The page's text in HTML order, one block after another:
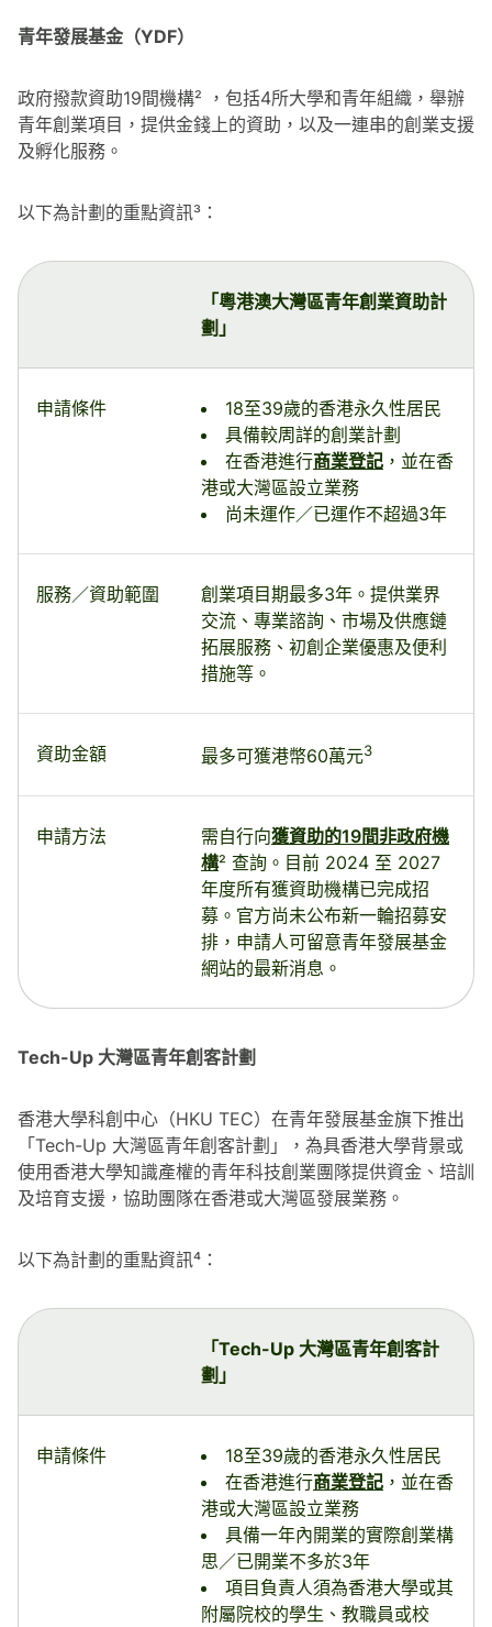
青年發展基金（YDF）
政府撥款資助19間機構² ，包括4所大學和青年組織，舉辦
青年創業項目，提供金錢上的資助，以及一連串的創業支援
及孵化服務。
以下為計劃的重點資訊³：
「粵港澳大灣區青年創業資助計
劃」
申請條件
18至39歲的香港永久性居民
具備較周詳的創業計劃
在香港進行商業登記 ，並在香
港或大灣區設立業務
尚未運作／已運作不超過3年
服務／資助範圍
創業項目期最多3年。提供業界
交流、專業諮詢、市場及供應鏈
拓展服務、初創企業優惠及便利
措施等。
資助金額 最多可獲港幣60萬元3
申請方法 需自行向獲資助的19間非政府機
構² 查詢。目前 2024 至 2027
年度所有獲資助機構已完成招
募。官方尚未公布新一輪招募安
排，申請人可留意青年發展基金
網站的最新消息。
Tech-Up 大灣區青年創客計劃
香港大學科創中心（HKU TEC）在青年發展基金旗下推出
「Tech-Up 大灣區青年創客計劃」，為具香港大學背景或
使用香港大學知識產權的青年科技創業團隊提供資金、培訓
及培育支援，協助團隊在香港或大灣區發展業務。
以下為計劃的重點資訊⁴：
「Tech-Up 大灣區青年創客計
劃」
申請條件
18至39歲的香港永久性居民
在香港進行商業登記 ，並在香
港或大灣區設立業務
具備一年內開業的實際創業構
思／已開業不多於3年
項目負責人須為香港大學或其
附屬院校的學生、教職員或校